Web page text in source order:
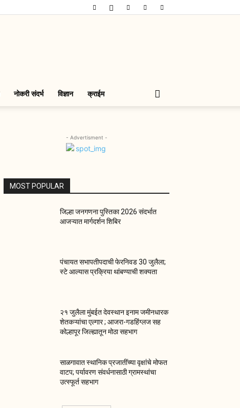
नोकरी संदर्भ विज्ञान क्राईम
- Advertisment -
MOST POPULAR
जिल्हा जनगणना पुस्तिका 2026 संदर्भात
आजऱ्यात मार्गदर्शन शिबिर
पंचायत सभापतीपदाची फेरनिवड 30 जुलैला;
स्टे आल्यास प्रक्रिया थांबण्याची शक्यता
२१ जुलैला मुंबईत देवस्थान इनाम जमीनधारक
शेतकऱ्यांचा एल्गार ; आजरा-गडहिंग्लज सह
कोल्हापूर जिल्ह्यातून मोठा सहभाग
साळगावात स्थानिक प्रजातींच्या वृक्षांचे मोफत
वाटप; पर्यावरण संवर्धनासाठी ग्रामस्थांचा
उत्स्फूर्त सहभाग